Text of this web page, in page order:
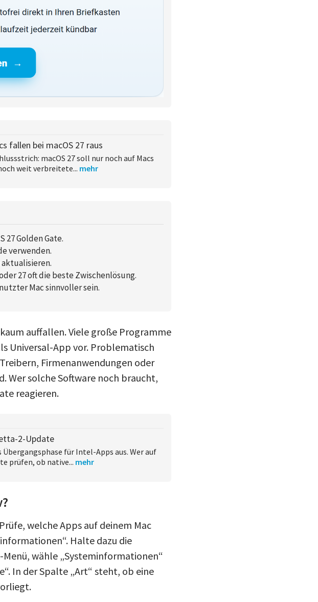
fallen bei macOS 27 raus
macOS 27 soll nur noch auf Macs
weit verbreitete... mehr
27 Golden Gate.
verwenden.
27 oft die beste Zwischenlösung.
Mac sinnvoller sein.
auffallen. Viele große Programme
Universal-App vor. Problematisch
Firmenanwendungen oder
Wer solche Software noch braucht,
reagieren.
2-Update
für Intel-Apps aus. Wer auf
prüfen, ob native... mehr
welche Apps auf deinem Mac
Halte dazu die
wähle „Systeminformationen“
In der Spalte „Art“ steht, ob eine